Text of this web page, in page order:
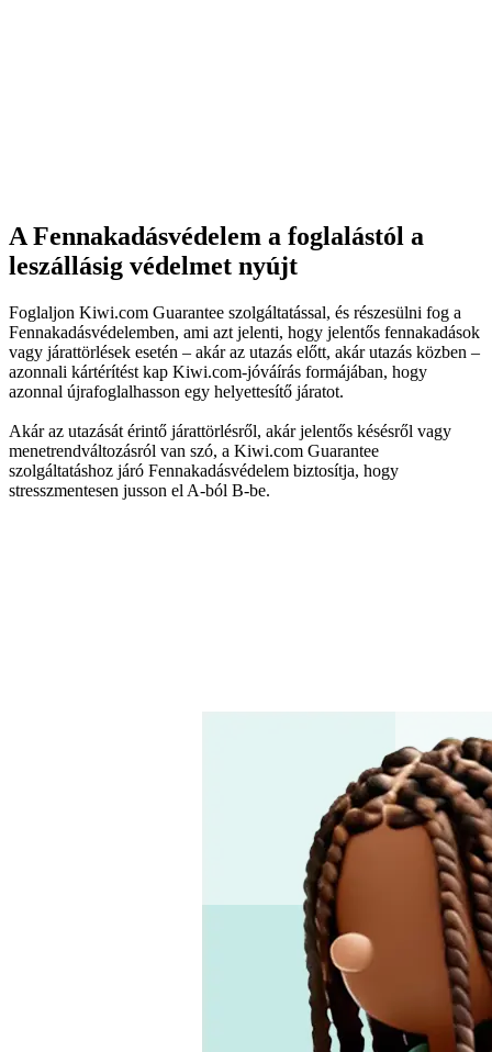
A Fennakadásvédelem a foglalástól a
leszállásig védelmet nyújt
Foglaljon Kiwi.com Guarantee szolgáltatással, és részesülni fog a
Fennakadásvédelemben, ami azt jelenti, hogy jelentős fennakadások
vagy járattörlések esetén – akár az utazás előtt, akár utazás közben –
azonnali kártérítést kap Kiwi.com-jóváírás formájában, hogy
azonnal újrafoglalhasson egy helyettesítő járatot.
Akár az utazását érintő járattörlésről, akár jelentős késésről vagy
menetrendváltozásról van szó, a Kiwi.com Guarantee
szolgáltatáshoz járó Fennakadásvédelem biztosítja, hogy
stresszmentesen jusson el A-ból B-be.